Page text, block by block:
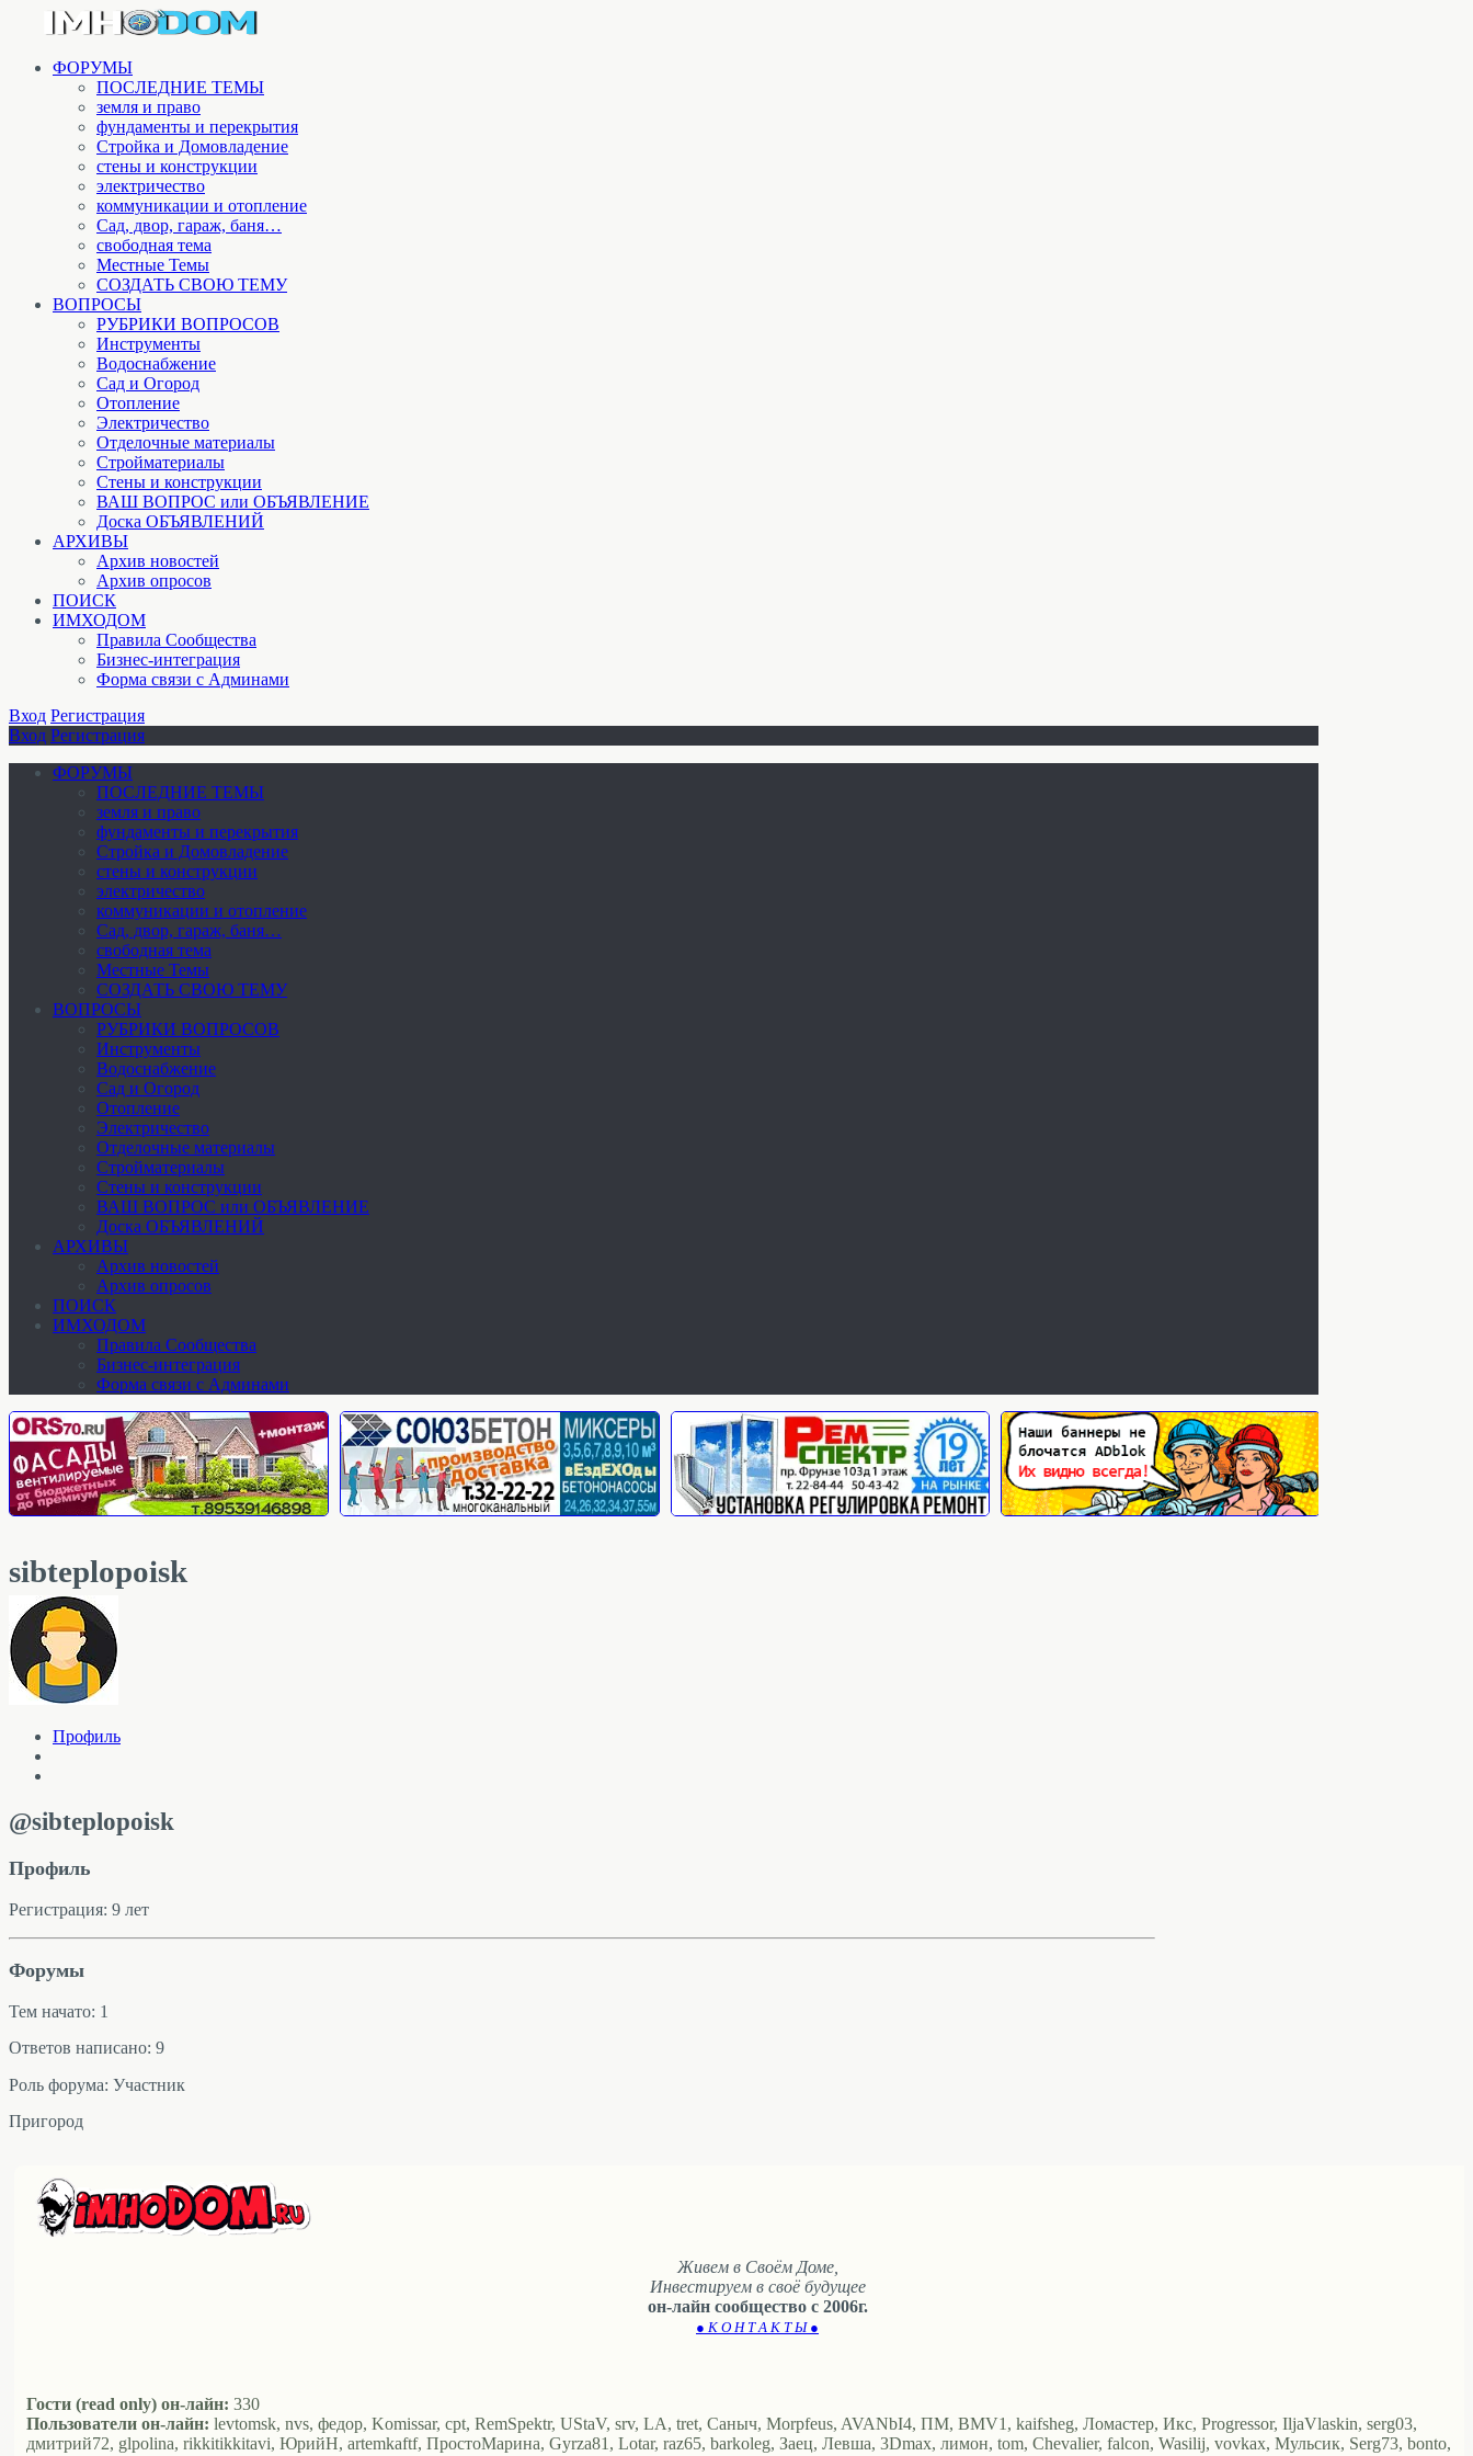
ФОРУМЫ
ПОСЛЕДНИЕ ТЕМЫ
земля и право
фундаменты и перекрытия
Стройка и Домовладение
стены и конструкции
электричество
коммуникации и отопление
Cад, двор, гараж, баня…
свободная тема
Местные Темы
СОЗДАТЬ СВОЮ ТЕМУ
ВОПРОСЫ
РУБРИКИ ВОПРОСОВ
Инструменты
Водоснабжение
Сад и Огород
Отопление
Электричество
Отделочные материалы
Стройматериалы
Стены и конструкции
ВАШ ВОПРОС или ОБЪЯВЛЕНИЕ
Доска ОБЪЯВЛЕНИЙ
АРХИВЫ
Архив новостей
Архив опросов
ПОИСК
ИМХОДОМ
Правила Сообщества
Бизнес-интеграция
Форма связи с Админами
Вход Регистрация
Вход Регистрация
ФОРУМЫ
ПОСЛЕДНИЕ ТЕМЫ
земля и право
фундаменты и перекрытия
Стройка и Домовладение
стены и конструкции
электричество
коммуникации и отопление
Cад, двор, гараж, баня…
свободная тема
Местные Темы
СОЗДАТЬ СВОЮ ТЕМУ
ВОПРОСЫ
РУБРИКИ ВОПРОСОВ
Инструменты
Водоснабжение
Сад и Огород
Отопление
Электричество
Отделочные материалы
Стройматериалы
Стены и конструкции
ВАШ ВОПРОС или ОБЪЯВЛЕНИЕ
Доска ОБЪЯВЛЕНИЙ
АРХИВЫ
Архив новостей
Архив опросов
ПОИСК
ИМХОДОМ
Правила Сообщества
Бизнес-интеграция
Форма связи с Админами
sibteplopoisk
Профиль
@sibteplopoisk
Профиль
Регистрация: 9 лет
Форумы
Тем начато: 1
Ответов написано: 9
Роль форума: Участник
Пригород
Живем в Своём Доме,
Инвестируем в своё будущее
он-лайн сообщество с 2006г.
● К О Н Т А К Т Ы ●
Гости (read only) он-лайн: 330
Пользователи он-лайн: levtomsk, nvs, федор, Komissar, cpt, RemSpektr, UStaV, srv, LA, tret, Саныч, Morpfeus, AVANbI4, ПМ, BMV1, kaifsheg, Ломастер, Икс, Progressor, IljaVlaskin, serg03,
дмитрий72, glpolina, rikkitikkitavi, ЮрийН, artemkaftf, ПростоМарина, Gyrza81, Lotar, raz65, barkoleg, Заец, Левша, 3Dmax, лимон, tom, Chevalier, falcon, Wasilij, vovkax, Мульсик, Serg73, bonto,